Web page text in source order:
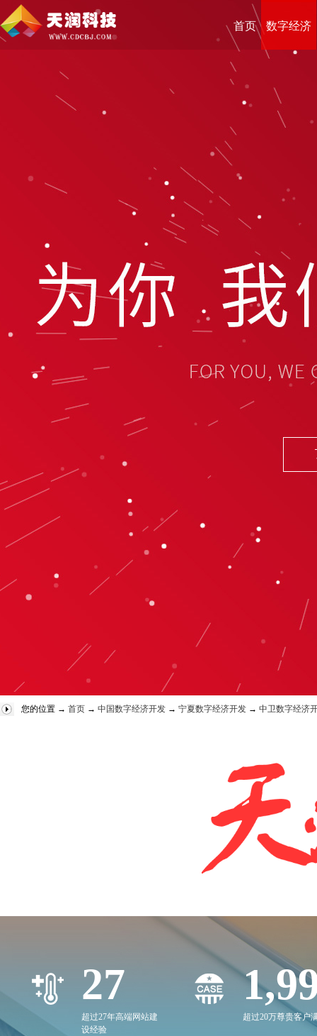
首页 数字经济
您的位置 → 首页 → 中国数字经济开发 → 宁夏数字经济开发 → 中卫数字经济
27
超过27年高端网站建
设经验
超过20万尊贵客户